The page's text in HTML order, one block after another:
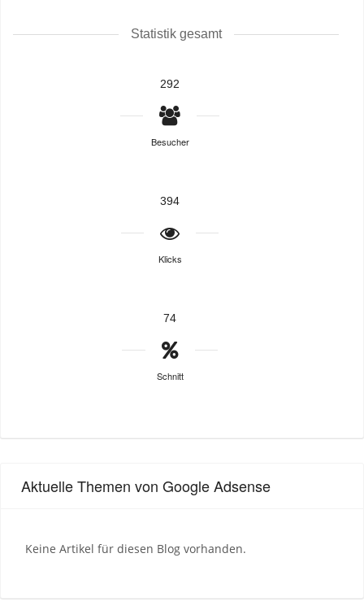
Statistik gesamt
292
Besucher
394
Klicks
74
Schnitt
Aktuelle Themen von Google Adsense
Keine Artikel für diesen Blog vorhanden.